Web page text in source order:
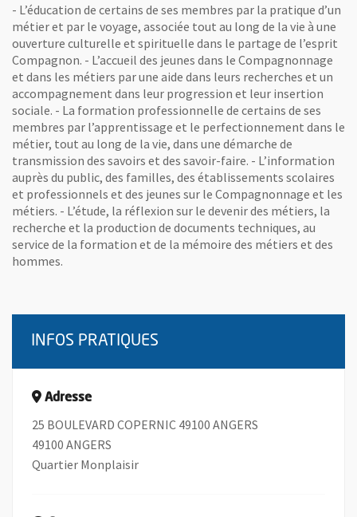
- L’éducation de certains de ses membres par la pratique d’un
métier et par le voyage, associée tout au long de la vie à une
ouverture culturelle et spirituelle dans le partage de l’esprit
Compagnon. - L’accueil des jeunes dans le Compagnonnage
et dans les métiers par une aide dans leurs recherches et un
accompagnement dans leur progression et leur insertion
sociale. - La formation professionnelle de certains de ses
membres par l’apprentissage et le perfectionnement dans le
métier, tout au long de la vie, dans une démarche de
transmission des savoirs et des savoir-faire. - L’information
auprès du public, des familles, des établissements scolaires
et professionnels et des jeunes sur le Compagnonnage et les
métiers. - L’étude, la réflexion sur le devenir des métiers, la
recherche et la production de documents techniques, au
service de la formation et de la mémoire des métiers et des
hommes.
INFOS PRATIQUES
Adresse
25 BOULEVARD COPERNIC 49100 ANGERS
49100 ANGERS
Quartier Monplaisir